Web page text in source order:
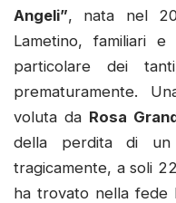
Angeli”, nata nel
Lametino, familiari
particolare dei
prematuramente.
voluta da Rosa
della perdita di un
tragicamente, a soli
ha trovato nella fede